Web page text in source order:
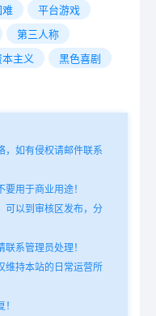
难
平台游戏
第三人称
主义
黑色喜剧
，如有侵权请邮件联系
用于商业用途！
可以到审核区发布，分
系管理员处理！
维持本站的日常运营所